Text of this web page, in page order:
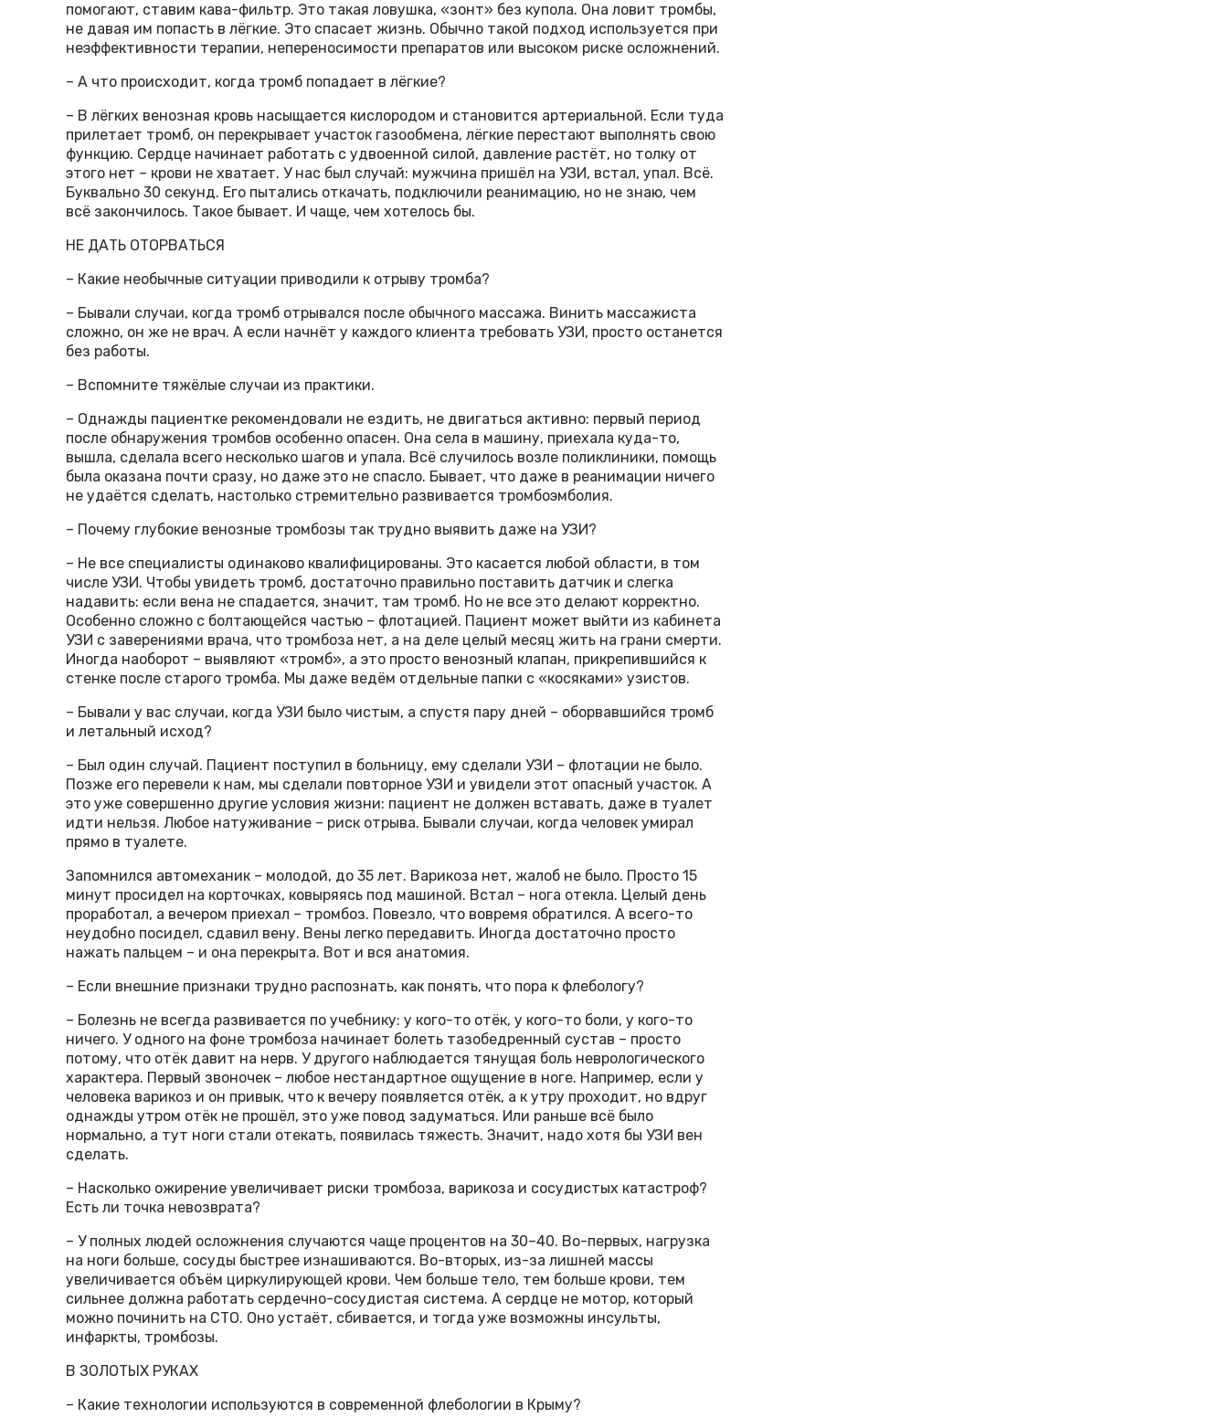
помогают, ставим кава-фильтр. Это такая ловушка, «зонт» без купола. Она ловит тромбы,
не давая им попасть в лёгкие. Это спасает жизнь. Обычно такой подход используется при
неэффективности терапии, непереносимости препаратов или высоком риске осложнений.
– А что происходит, когда тромб попадает в лёгкие?
– В лёгких венозная кровь насыщается кислородом и становится артериальной. Если туда
прилетает тромб, он перекрывает участок газообмена, лёгкие перестают выполнять свою
функцию. Сердце начинает работать с удвоенной силой, давление растёт, но толку от
этого нет – крови не хватает. У нас был случай: мужчина пришёл на УЗИ, встал, упал. Всё.
Буквально 30 секунд. Его пытались откачать, подключили реанимацию, но не знаю, чем
всё закончилось. Такое бывает. И чаще, чем хотелось бы.
НЕ ДАТЬ ОТОРВАТЬСЯ
– Какие необычные ситуации приводили к отрыву тромба?
– Бывали случаи, когда тромб отрывался после обычного массажа. Винить массажиста
сложно, он же не врач. А если начнёт у каждого клиента требовать УЗИ, просто останется
без работы.
– Вспомните тяжёлые случаи из практики.
– Однажды пациентке рекомендовали не ездить, не двигаться активно: первый период
после обнаружения тромбов особенно опасен. Она села в машину, приехала куда-то,
вышла, сделала всего несколько шагов и упала. Всё случилось возле поликлиники, помощь
была оказана почти сразу, но даже это не спасло. Бывает, что даже в реанимации ничего
не удаётся сделать, настолько стремительно развивается тромбоэмболия.
– Почему глубокие венозные тромбозы так трудно выявить даже на УЗИ?
– Не все специалисты одинаково квалифицированы. Это касается любой области, в том
числе УЗИ. Чтобы увидеть тромб, достаточно правильно поставить датчик и слегка
надавить: если вена не спадается, значит, там тромб. Но не все это делают корректно.
Особенно сложно с болтающейся частью – флотацией. Пациент может выйти из кабинета
УЗИ с заверениями врача, что тромбоза нет, а на деле целый месяц жить на грани смерти.
Иногда наоборот – выявляют «тромб», а это просто венозный клапан, прикрепившийся к
стенке после старого тромба. Мы даже ведём отдельные папки с «косяками» узистов.
– Бывали у вас случаи, когда УЗИ было чистым, а спустя пару дней – оборвавшийся тромб
и летальный исход?
– Был один случай. Пациент поступил в больницу, ему сделали УЗИ – флотации не было.
Позже его перевели к нам, мы сделали повторное УЗИ и увидели этот опасный участок. А
это уже совершенно другие условия жизни: пациент не должен вставать, даже в туалет
идти нельзя. Любое натуживание – риск отрыва. Бывали случаи, когда человек умирал
прямо в туалете.
Запомнился автомеханик – молодой, до 35 лет. Варикоза нет, жалоб не было. Просто 15
минут просидел на корточках, ковыряясь под машиной. Встал – нога отекла. Целый день
проработал, а вечером приехал – тромбоз. Повезло, что вовремя обратился. А всего-то
неудобно посидел, сдавил вену. Вены легко передавить. Иногда достаточно просто
нажать пальцем – и она перекрыта. Вот и вся анатомия.
– Если внешние признаки трудно распознать, как понять, что пора к флебологу?
– Болезнь не всегда развивается по учебнику: у кого-то отёк, у кого-то боли, у кого-то
ничего. У одного на фоне тромбоза начинает болеть тазобедренный сустав – просто
потому, что отёк давит на нерв. У другого наблюдается тянущая боль неврологического
характера. Первый звоночек – любое нестандартное ощущение в ноге. Например, если у
человека варикоз и он привык, что к вечеру появляется отёк, а к утру проходит, но вдруг
однажды утром отёк не прошёл, это уже повод задуматься. Или раньше всё было
нормально, а тут ноги стали отекать, появилась тяжесть. Значит, надо хотя бы УЗИ вен
сделать.
– Насколько ожирение увеличивает риски тромбоза, варикоза и сосудистых катастроф?
Есть ли точка невозврата?
– У полных людей осложнения случаются чаще процентов на 30–40. Во-первых, нагрузка
на ноги больше, сосуды быстрее изнашиваются. Во-вторых, из-за лишней массы
увеличивается объём циркулирующей крови. Чем больше тело, тем больше крови, тем
сильнее должна работать сердечно-сосудистая система. А сердце не мотор, который
можно починить на СТО. Оно устаёт, сбивается, и тогда уже возможны инсульты,
инфаркты, тромбозы.
В ЗОЛОТЫХ РУКАХ
– Какие технологии используются в современной флебологии в Крыму?